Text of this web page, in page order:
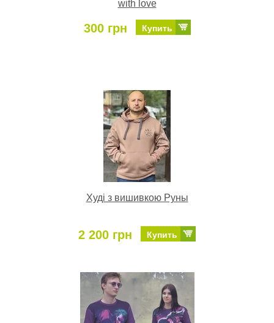
with love
300 грн Купить
Худі з вишивкою Руны
2 200 грн Купить